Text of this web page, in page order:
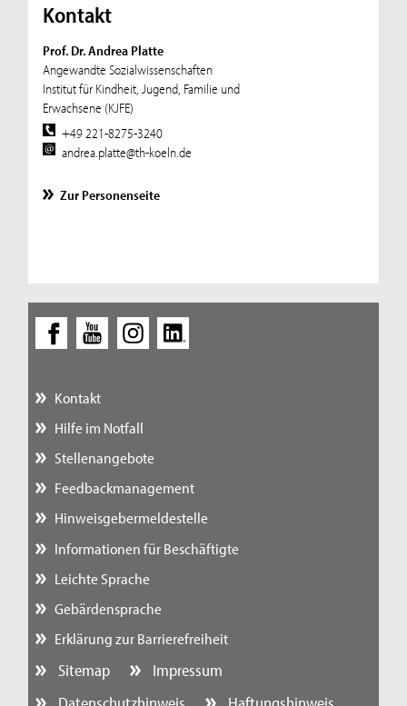
Kontakt
Prof. Dr. Andrea Platte
Angewandte Sozialwissenschaften
Institut für Kindheit, Jugend, Familie und
Erwachsene (KJFE)
+49 221-8275-3240
andrea.platte@th-koeln.de
Zur Personenseite
Kontakt
Hilfe im Notfall
Stellenangebote
Feedbackmanagement
Hinweisgebermeldestelle
Informationen für Beschäftigte
Leichte Sprache
Gebärdensprache
Erklärung zur Barrierefreiheit
Sitemap
Impressum